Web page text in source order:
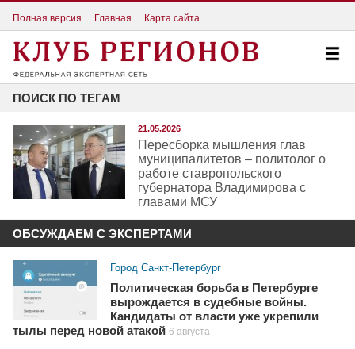
Полная версия Главная Карта сайта
ПОИСК ПО ТЕГАМ
21.05.2026
Пересборка мышления глав
муниципалитетов – политолог о
работе ставропольского
губернатора Владимирова с
главами МСУ
ОБСУЖДАЕМ С ЭКСПЕРТАМИ
Город Санкт-Петербург
Политическая борьба в Петербурге
вырождается в судебные войны.
Кандидаты от власти уже укрепили
тылы перед новой атакой 6 августа